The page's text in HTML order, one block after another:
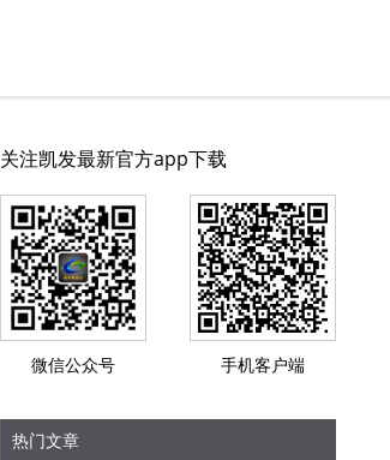
关注凯发最新官方app下载
微信公众号 手机客户端
热门文章